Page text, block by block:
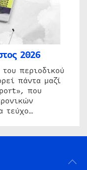
2026
περιοδικού
πάντα μαζί
που
τεύχο…